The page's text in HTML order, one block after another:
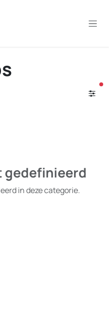
gedefinieerd
in deze categorie.